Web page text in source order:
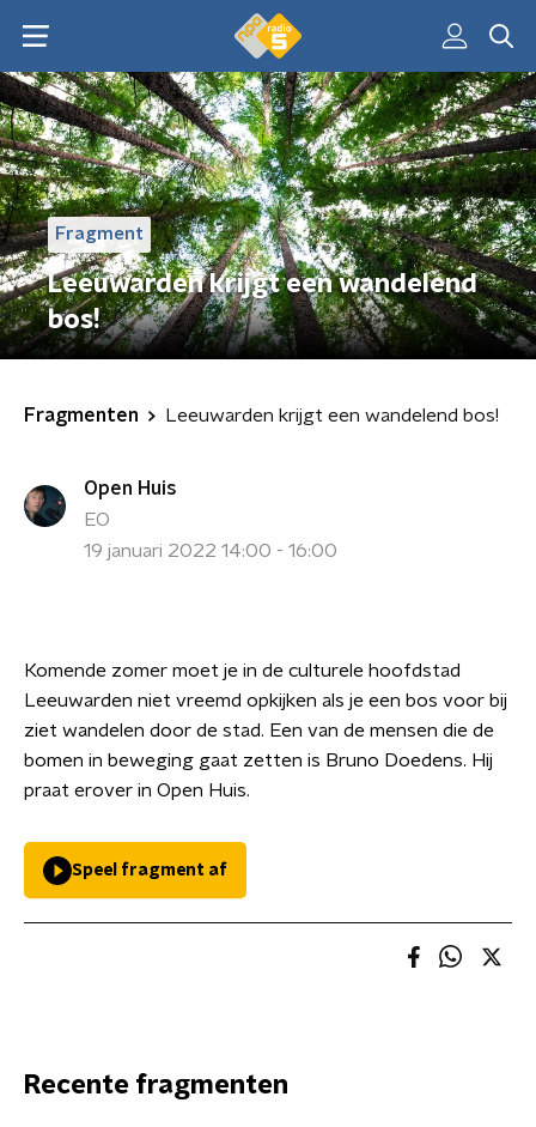
Fragment
Leeuwarden krijgt een wandelend
bos!
Fragmenten Leeuwarden krijgt een wandelend bos!
Open Huis
EO
19 januari 2022 14:00 - 16:00
Komende zomer moet je in de culturele hoofdstad
Leeuwarden niet vreemd opkijken als je een bos voor bij
ziet wandelen door de stad. Een van de mensen die de
bomen in beweging gaat zetten is Bruno Doedens. Hij
praat erover in Open Huis.
Speel fragment af
Recente fragmenten